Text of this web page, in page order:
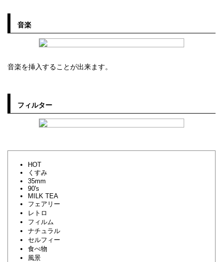
音楽
音楽を挿入することが出来ます。
フィルター
HOT
くすみ
35mm
90's
MILK TEA
フェアリー
レトロ
フィルム
ナチュラル
セルフィー
食べ物
風景